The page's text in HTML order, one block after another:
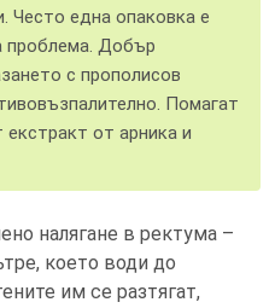
Често една опаковка е
проблема. Добър
с прополисов
Помагат
от арника и
налягане в ректума –
което води до
им се разтягат,